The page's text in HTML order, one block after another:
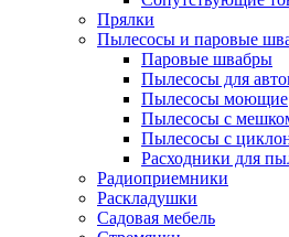
Прялки
Пылесосы и паровые
Паровые швабры
Пылесосы для
Пылесосы моющие
Пылесосы с
Пылесосы с
Расходники для
Радиоприемники
Раскладушки
Садовая мебель